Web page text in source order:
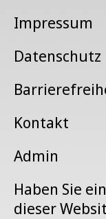
Impressum
Datenschutz
Kontakt
Admin
Haben Sie
dieser